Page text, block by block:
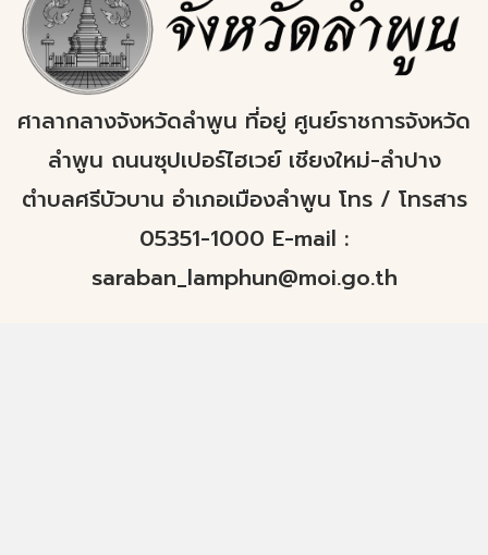
ศาลากลางจังหวัดลำพูน ที่อยู่ ศูนย์ราชการจังหวัด
ลำพูน ถนนซุปเปอร์ไฮเวย์ เชียงใหม่-ลำปาง
ตำบลศรีบัวบาน อำเภอเมืองลำพูน โทร / โทรสาร
05351-1000 E-mail :
saraban_lamphun@moi.go.th